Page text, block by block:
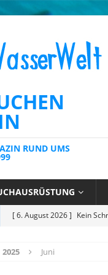
RUND UMS
[ 6. August 2026 ] Kein
[ 6. August 2026 ]
2025 Juni